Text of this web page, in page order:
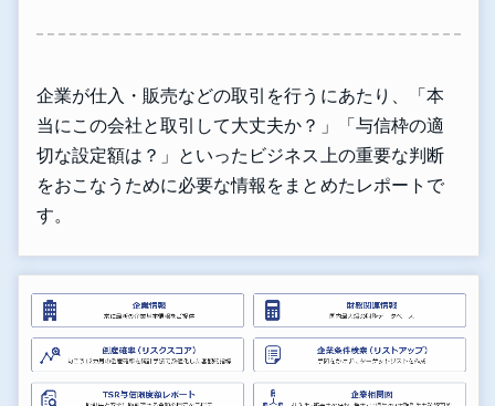
企業が仕入・販売などの取引を行うにあたり、「本
当にこの会社と取引して大丈夫か？」「与信枠の適
切な設定額は？」といったビジネス上の重要な判断
をおこなうために必要な情報をまとめたレポートで
す。